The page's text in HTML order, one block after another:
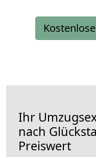
Ihr
nach
Preiswert